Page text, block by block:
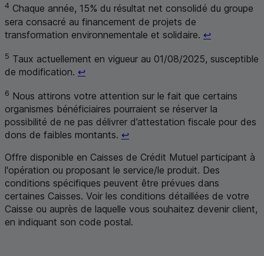
4 Chaque année, 15% du résultat net consolidé du groupe
sera consacré au financement de projets de
transformation environnementale et solidaire. ↩Retour au
5 Taux actuellement en vigueur au 01/08/2025, susceptible
de modification. ↩Retour au renvoi 5
6 Nous attirons votre attention sur le fait que certains
organismes bénéficiaires pourraient se réserver la
possibilité de ne pas délivrer d’attestation fiscale pour des
dons de faibles montants. ↩Retour au renvoi 6
Offre disponible en Caisses de Crédit Mutuel participant à
l'opération ou proposant le service/le produit. Des
conditions spécifiques peuvent être prévues dans
certaines Caisses. Voir les conditions détaillées de votre
Caisse ou auprès de laquelle vous souhaitez devenir client,
en indiquant son code postal.